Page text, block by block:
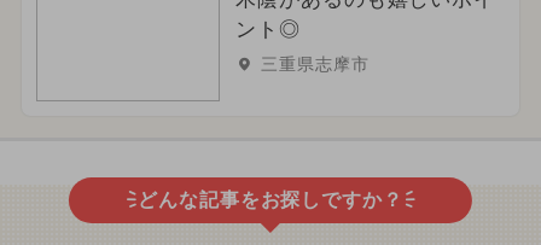
ント◎
三重県志摩市
どんな記事をお探しですか？